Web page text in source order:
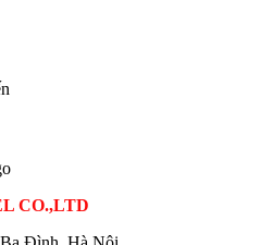
CO.,LTD